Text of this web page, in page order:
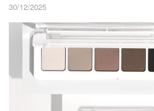
30/12/2025